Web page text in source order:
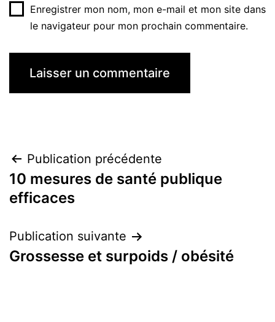
Enregistrer mon nom, mon e-mail et mon site dans
le navigateur pour mon prochain commentaire.
Navigation
de
Publication précédente
10 mesures de santé publique
efficaces
Publication suivante
Grossesse et surpoids / obésité